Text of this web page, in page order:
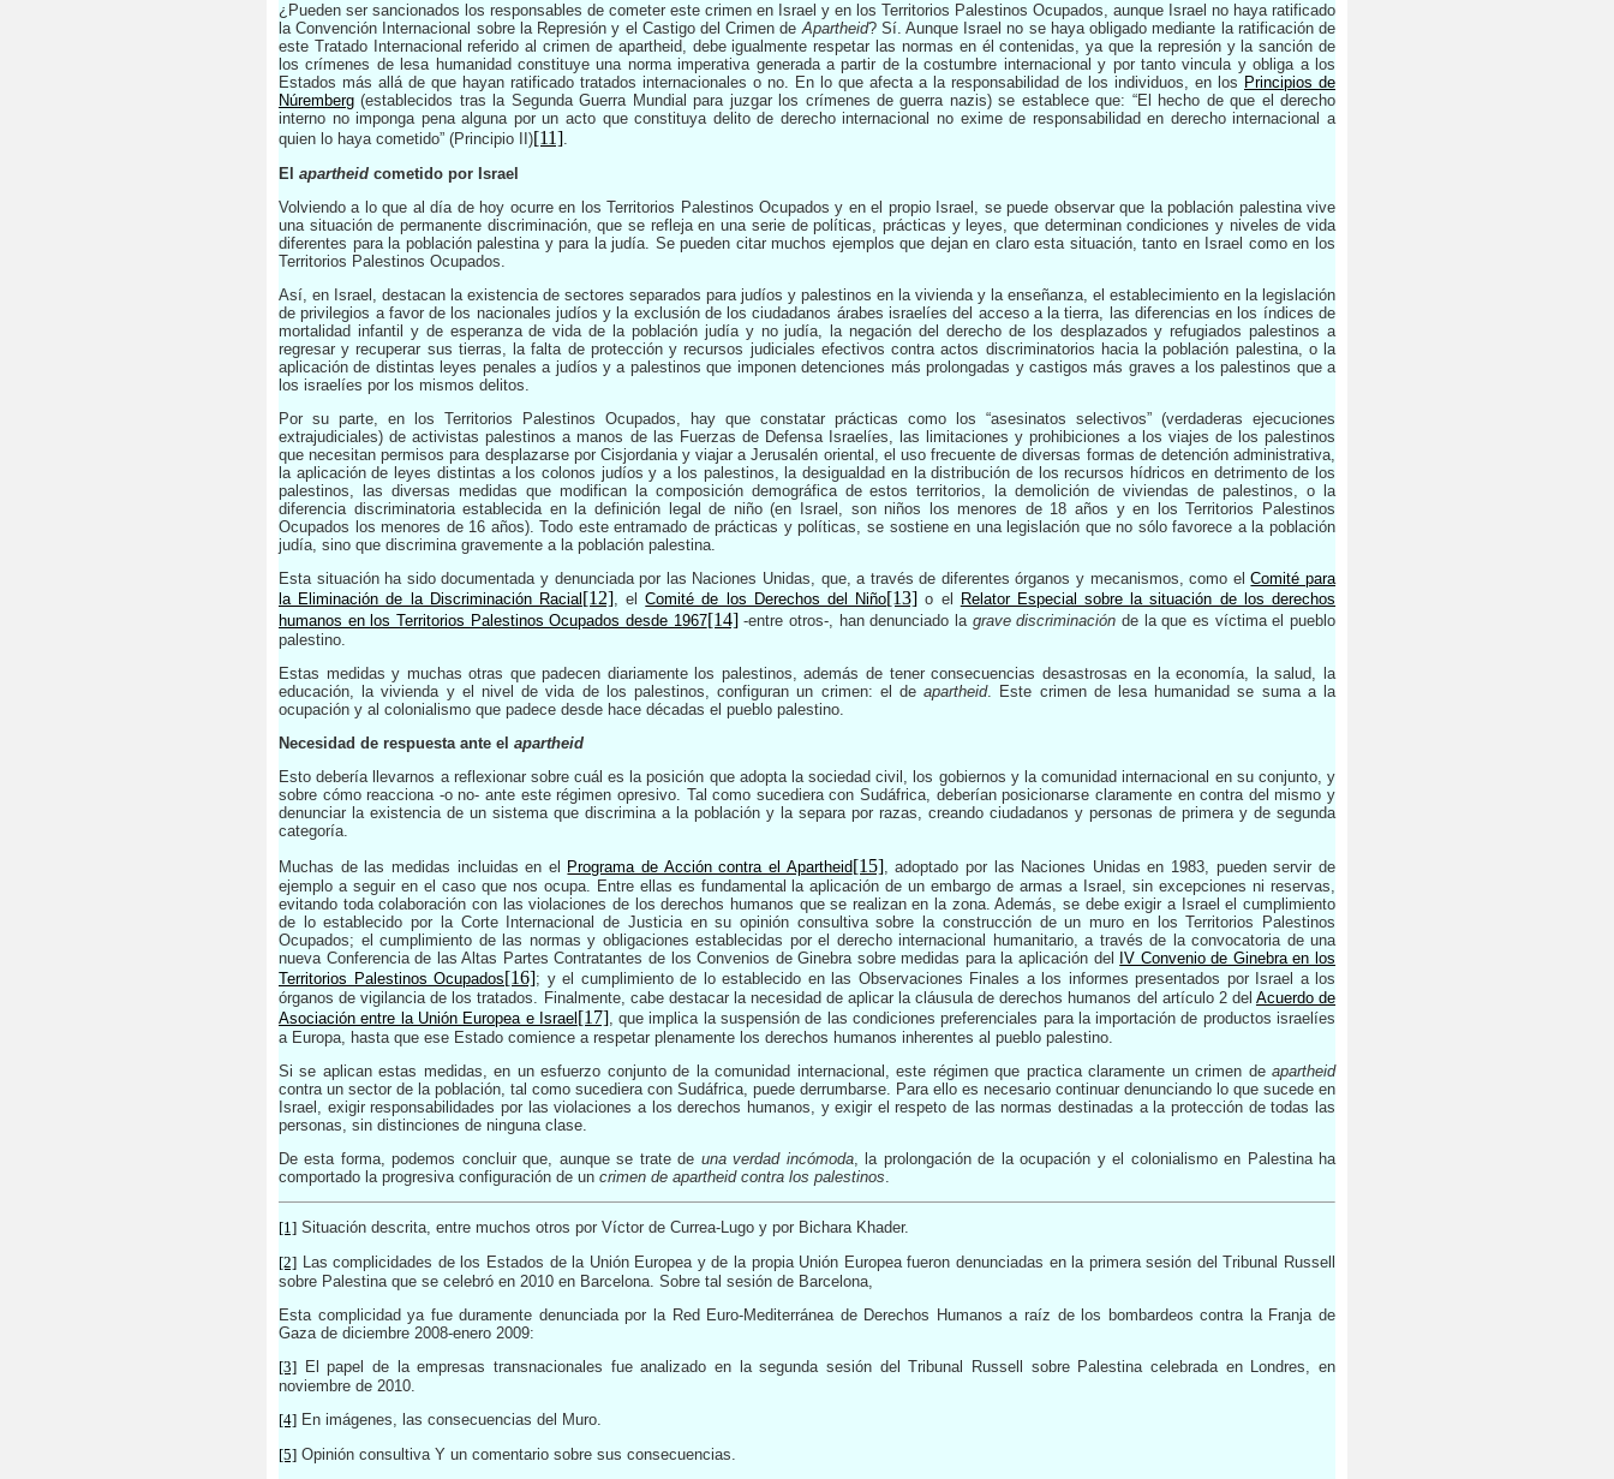
¿Pueden ser sancionados los responsables de cometer este crimen en Israel y en los Territorios Palestinos Ocupados, aunque Israel no haya ratificado
la Convención Internacional sobre la Represión y el Castigo del Crimen deApartheid? Sí. Aunque Israel no se haya obligado mediante la ratificación de
este Tratado Internacional referido al crimen de apartheid, debe igualmente respetar las normas en él contenidas, ya que la represión y la sanción de
los crímenes de lesa humanidad constituye una norma imperativa generada a partir de la costumbre internacional y por tanto vincula y obliga a los
Estados más allá de que hayan ratificado tratados internacionales o no. En lo que afecta a la responsabilidad de los individuos, en los Principios de
Núremberg (establecidos tras la Segunda Guerra Mundial para juzgar los crímenes de guerra nazis) se establece que: “El hecho de que el derecho
interno no imponga pena alguna por un acto que constituya delito de derecho internacional no exime de responsabilidad en derecho internacional a
quien lo haya cometido” (Principio II)[11].
El apartheid cometido por Israel
Volviendo a lo que al día de hoy ocurre en los Territorios Palestinos Ocupados y en el propio Israel, se puede observar que la población palestina vive
una situación de permanente discriminación, que se refleja en una serie de políticas, prácticas y leyes, que determinan condiciones y niveles de vida
diferentes para la población palestina y para la judía. Se pueden citar muchos ejemplos que dejan en claro esta situación, tanto en Israel como en los
Territorios Palestinos Ocupados.
Así, en Israel, destacan la existencia de sectores separados para judíos y palestinos en la vivienda y la enseñanza, el establecimiento en la legislación
de privilegios a favor de los nacionales judíos y la exclusión de los ciudadanos árabes israelíes del acceso a la tierra, las diferencias en los índices de
mortalidad infantil y de esperanza de vida de la población judía y no judía, la negación del derecho de los desplazados y refugiados palestinos a
regresar y recuperar sus tierras, la falta de protección y recursos judiciales efectivos contra actos discriminatorios hacia la población palestina, o la
aplicación de distintas leyes penales a judíos y a palestinos que imponen detenciones más prolongadas y castigos más graves a los palestinos que a
los israelíes por los mismos delitos.
Por su parte, en los Territorios Palestinos Ocupados, hay que constatar prácticas como los “asesinatos selectivos” (verdaderas ejecuciones
extrajudiciales) de activistas palestinos a manos de las Fuerzas de Defensa Israelíes, las limitaciones y prohibiciones a los viajes de los palestinos
que necesitan permisos para desplazarse por Cisjordania y viajar a Jerusalén oriental, el uso frecuente de diversas formas de detención administrativa,
la aplicación de leyes distintas a los colonos judíos y a los palestinos, la desigualdad en la distribución de los recursos hídricos en detrimento de los
palestinos, las diversas medidas que modifican la composición demográfica de estos territorios, la demolición de viviendas de palestinos, o la
diferencia discriminatoria establecida en la definición legal de niño (en Israel, son niños los menores de 18 años y en los Territorios Palestinos
Ocupados los menores de 16 años). Todo este entramado de prácticas y políticas, se sostiene en una legislación que no sólo favorece a la población
judía, sino que discrimina gravemente a la población palestina.
Esta situación ha sido documentada y denunciada por las Naciones Unidas, que, a través de diferentes órganos y mecanismos, como elComité para
la Eliminación de la Discriminación Racial [12], elComité de los Derechos del Niño[13] o el
Relator Especial sobre la situación de los derechos
humanos en los Territorios Palestinos Ocupados desde 1967[14] -entre otros-, han denunciado la grave discriminación de la que es víctima el pueblo
palestino.
Estas medidas y muchas otras que padecen diariamente los palestinos, además de tener consecuencias desastrosas en la economía, la salud, la
educación, la vivienda y el nivel de vida de los palestinos, configuran un crimen: el deapartheid. Este crimen de lesa humanidad se suma a la
ocupación y al colonialismo que padece desde hace décadas el pueblo palestino.
Necesidad de respuesta ante el apartheid
Esto debería llevarnos a reflexionar sobre cuál es la posición que adopta la sociedad civil, los gobiernos y la comunidad internacional en su conjunto, y
sobre cómo reacciona -o no- ante este régimen opresivo. Tal como sucediera con Sudáfrica, deberían posicionarse claramente en contra del mismo y
denunciar la existencia de un sistema que discrimina a la población y la separa por razas, creando ciudadanos y personas de primera y de segunda
categoría.
Muchas de las medidas incluidas en el
Programa de Acción contra el Apartheid[15], adoptado por las Naciones Unidas en 1983, pueden servir de
ejemplo a seguir en el caso que nos ocupa. Entre ellas es fundamental la aplicación de un embargo de armas a Israel, sin excepciones ni reservas,
evitando toda colaboración con las violaciones de los derechos humanos que se realizan en la zona. Además, se debe exigir a Israel el cumplimiento
de lo establecido por la Corte Internacional de Justicia en su opinión consultiva sobre la construcción de un muro en los Territorios Palestinos
Ocupados; el cumplimiento de las normas y obligaciones establecidas por el derecho internacional humanitario, a través de la convocatoria de una
nueva Conferencia de las Altas Partes Contratantes de los Convenios de Ginebra sobre medidas para la aplicación del
IV Convenio de Ginebra en los
Territorios Palestinos Ocupados[16]; y el cumplimiento de lo establecido en las Observaciones Finales a los informes presentados por Israel a los
órganos de vigilancia de los tratados. Finalmente, cabe destacar la necesidad de aplicar la cláusula de derechos humanos del artículo 2 del Acuerdo de
Asociación entre la Unión Europea e Israel [17], que implica la suspensión de las condiciones preferenciales para la importación de productos israelíes
a Europa, hasta que ese Estado comience a respetar plenamente los derechos humanos inherentes al pueblo palestino.
Si se aplican estas medidas, en un esfuerzo conjunto de la comunidad internacional, este régimen que practica claramente un crimen de apartheid
contra un sector de la población, tal como sucediera con Sudáfrica, puede derrumbarse. Para ello es necesario continuar denunciando lo que sucede en
Israel, exigir responsabilidades por las violaciones a los derechos humanos, y exigir el respeto de las normas destinadas a la protección de todas las
personas, sin distinciones de ninguna clase.
De esta forma, podemos concluir que, aunque se trate de una verdad incómoda, la prolongación de la ocupación y el colonialismo en Palestina ha
comportado la progresiva configuración de un crimen de apartheid contra los palestinos.
[1] Situación descrita, entre muchos otros por Víctor de Currea-Lugo y por Bichara Khader.
[2] Las complicidades de los Estados de la Unión Europea y de la propia Unión Europea fueron denunciadas en la primera sesión del Tribunal Russell
sobre Palestina que se celebró en 2010 en Barcelona. Sobre tal sesión de Barcelona,
Esta complicidad ya fue duramente denunciada por la Red Euro-Mediterránea de Derechos Humanos a raíz de los bombardeos contra la Franja de
Gaza de diciembre 2008-enero 2009:
[3] El papel de la empresas transnacionales fue analizado en la segunda sesión del Tribunal Russell sobre Palestina celebrada en Londres, en
noviembre de 2010.
[4] En imágenes, las consecuencias del Muro.
[5] Opinión consultiva Y un comentario sobre sus consecuencias.